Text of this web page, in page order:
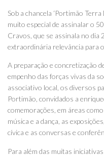
Sob a chancela ‘Portimão
muito especial de assinalar o
Cravos, que se assinala no dia
extraordinária relevância para
A preparação e concretização
empenho das forças vivas da
associativo local, os diversos
Portimão, convidados a
comemorações, em áreas
música e a dança, as
cívica e as conversas e
Para além das muitas